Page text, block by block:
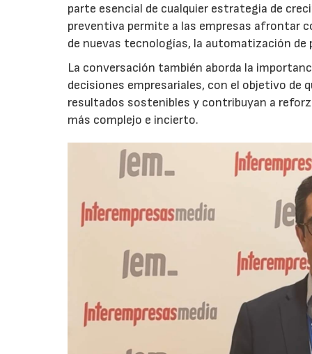
parte esencial de cualquier estrategia de
preventiva permite a las empresas afrontar
de nuevas tecnologías, la automatización de
La conversación también aborda la
decisiones empresariales, con el objetivo de
resultados sostenibles y contribuyan a
más complejo e incierto.